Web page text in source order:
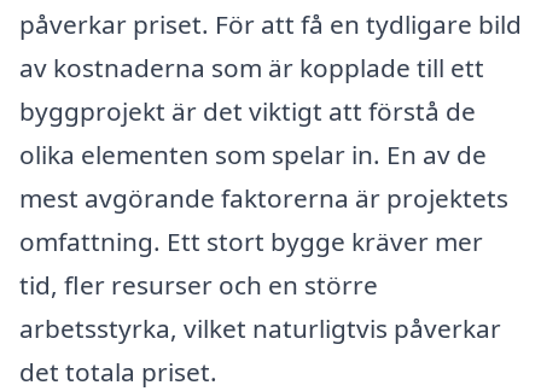
påverkar priset. För att få en tydligare bild
av kostnaderna som är kopplade till ett
byggprojekt är det viktigt att förstå de
olika elementen som spelar in. En av de
mest avgörande faktorerna är projektets
omfattning. Ett stort bygge kräver mer
tid, fler resurser och en större
arbetsstyrka, vilket naturligtvis påverkar
det totala priset.